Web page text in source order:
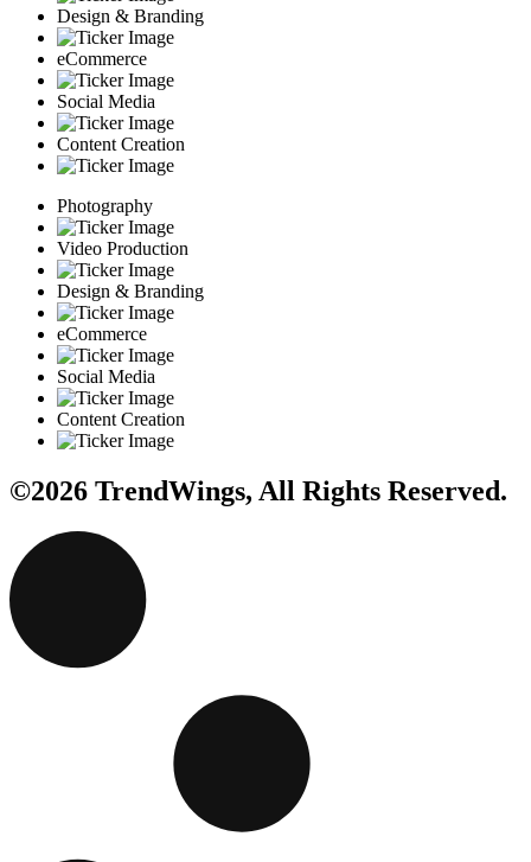
Design & Branding
eCommerce
Social Media
Content Creation
Photography
Video Production
Design & Branding
eCommerce
Social Media
Content Creation
©2026 TrendWings, All Rights Reserved.